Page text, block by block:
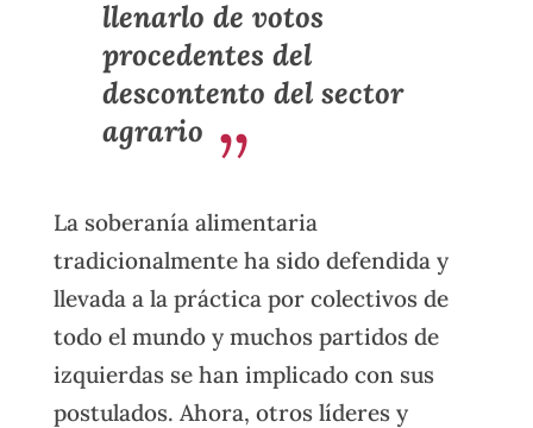
llenarlo de votos
procedentes del
descontento del sector
agrario
La soberanía alimentaria
tradicionalmente ha sido defendida y
llevada a la práctica por colectivos de
todo el mundo y muchos partidos de
izquierdas se han implicado con sus
postulados. Ahora, otros líderes y